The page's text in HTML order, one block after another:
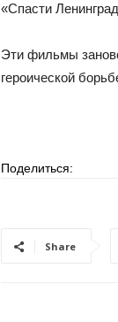
«Спасти
Эти фильмы
героической
Поделиться:
Share